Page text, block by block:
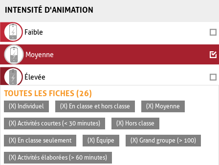
INTENSITÉ D'ANIMATION
Faible
Moyenne
Élevée
TOUTES LES FICHES (26)
(X) Individuel (X) En classe et hors classe (X) Moyenne
(X) Activités courtes (< 30 minutes) (X) Hors classe
(X) En classe seulement (X) Équipe (X) Grand groupe (> 100)
(X) Activités élaborées (> 60 minutes)